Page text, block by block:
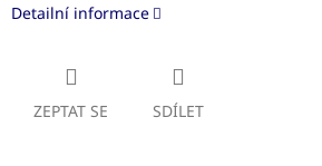
Detailní informace
ZEPTAT SE SDÍLET